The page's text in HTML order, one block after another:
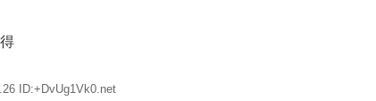
ID:+DvUg1Vk0.net